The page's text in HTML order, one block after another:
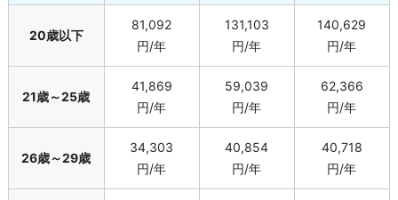
20歳以下
81,092
円/年
131,103
円/年
140,629
円/年
21歳～25歳
41,869
円/年
59,039
円/年
62,366
円/年
26歳～29歳
34,303
円/年
40,854
円/年
40,718
円/年